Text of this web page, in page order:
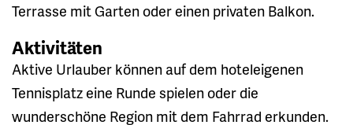
Terrasse mit Garten oder einen privaten Balkon.
Aktivitäten
Aktive Urlauber können auf dem hoteleigenen
Tennisplatz eine Runde spielen oder die
wunderschöne Region mit dem Fahrrad erkunden.